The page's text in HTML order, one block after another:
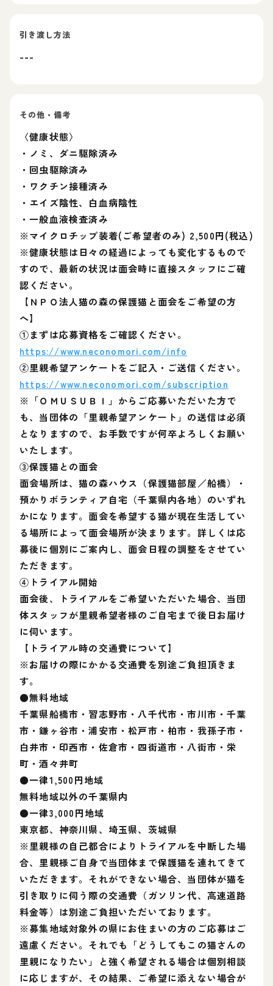
引き渡し方法
---
その他・備考
〈健康状態〉
・ノミ、ダニ駆除済み
・回虫駆除済み
・ワクチン接種済み
・エイズ陰性、白血病陰性
・一般血液検査済み
※マイクロチップ装着(ご希望者のみ) 2,500円(税込)
※健康状態は日々の経過によっても変化するもので
すので、最新の状況は面会時に直接スタッフにご確
認ください。
【ＮＰＯ法人猫の森の保護猫と面会をご希望の方
へ】
①まずは応募資格をご確認ください。
https://www.neconomori.com/info
②里親希望アンケートをご記入・ご送信ください。
https://www.neconomori.com/subscription
※「ＯＭＵＳＵＢＩ」からご応募いただいた方で
も、当団体の「里親希望アンケート」の送信は必須
となりますので、お手数ですが何卒よろしくお願い
いたします。
③保護猫との面会
面会場所は、猫の森ハウス（保護猫部屋／船橋）・
預かりボランティア自宅（千葉県内各地）のいずれ
かになります。面会を希望する猫が現在生活してい
る場所によって面会場所が決まります。詳しくは応
募後に個別にご案内し、面会日程の調整をさせてい
ただきます。
④トライアル開始
面会後、トライアルをご希望いただいた場合、当団
体スタッフが里親希望者様のご自宅まで後日お届け
に伺います。
【トライアル時の交通費について】
※お届けの際にかかる交通費を別途ご負担頂きま
す。
●無料地域
千葉県船橋市・習志野市・八千代市・市川市・千葉
市・鎌ヶ谷市・浦安市・松戸市・柏市・我孫子市・
白井市・印西市・佐倉市・四街道市・八街市・栄
町・酒々井町
●一律1,500円地域
無料地域以外の千葉県内
●一律3,000円地域
東京都、神奈川県、埼玉県、茨城県
※里親様の自己都合によりトライアルを中断した場
合、里親様ご自身で当団体まで保護猫を連れてきて
いただきます。それができない場合、当団体が猫を
引き取りに伺う際の交通費（ガソリン代、高速道路
料金等）は別途ご負担いただいております。
※募集地域対象外の県にお住まいの方のご応募はご
遠慮ください。それでも「どうしてもこの猫さんの
里親になりたい」と強く希望される場合は個別相談
に応じますが、その結果、ご希望に添えない場合が